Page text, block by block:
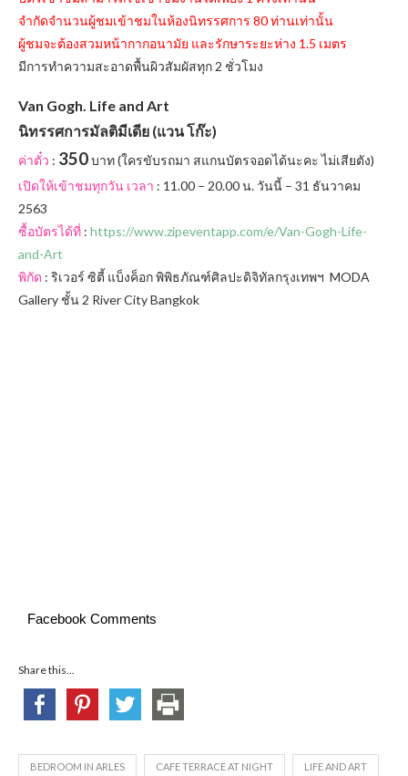
จำกัดจำนวนผู้ชมเข้าชมในห้องนิทรรศการ 80 ท่านเท่านั้น
ผู้ชมจะต้องสวมหน้ากากอนามัย และรักษาระยะห่าง 1.5 เมตร
มีการทำความสะอาดพื้นผิวสัมผัสทุก 2 ชั่วโมง
Van Gogh. Life and Art
นิทรรศการมัลติมีเดีย (แวน โก๊ะ)
ค่าตั๋ว : 350บาท (ใครขับรถมา สแกนบัตรจอดได้นะคะ ไม่เสียตัง)
เปิดให้เข้าชมทุกวัน เวลา : 11.00 – 20.00 น. วันนี้ – 31 ธันวาคม
2563
ซื้อบัตรได้ที่ : https://www.zipeventapp.com/e/Van-Gogh-Life-
and-Art
พิกัด : ริเวอร์ ซิตี้ แบ็งค็อก พิพิธภัณฑ์ศิลปะดิจิทัลกรุงเทพฯ MODA
Gallery ชั้น 2 River City Bangkok
Facebook Comments
Share this...
BEDROOM IN ARLES CAFE TERRACE AT NIGHT LIFE AND ART